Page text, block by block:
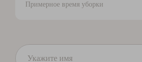
Примерное время уборки